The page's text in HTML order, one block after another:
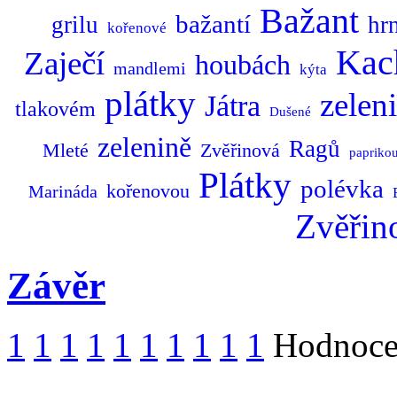
grilu kořenové bažantí Bažant
Zaječí mandlemi houbách kýta
tlakovém plátky Játra Dušené
Mleté zelenině Zvěřinová Ragů
Marináda kořenovou Plátky polévka
Závěr
1 1 1 1 1 1 1 1 1 1